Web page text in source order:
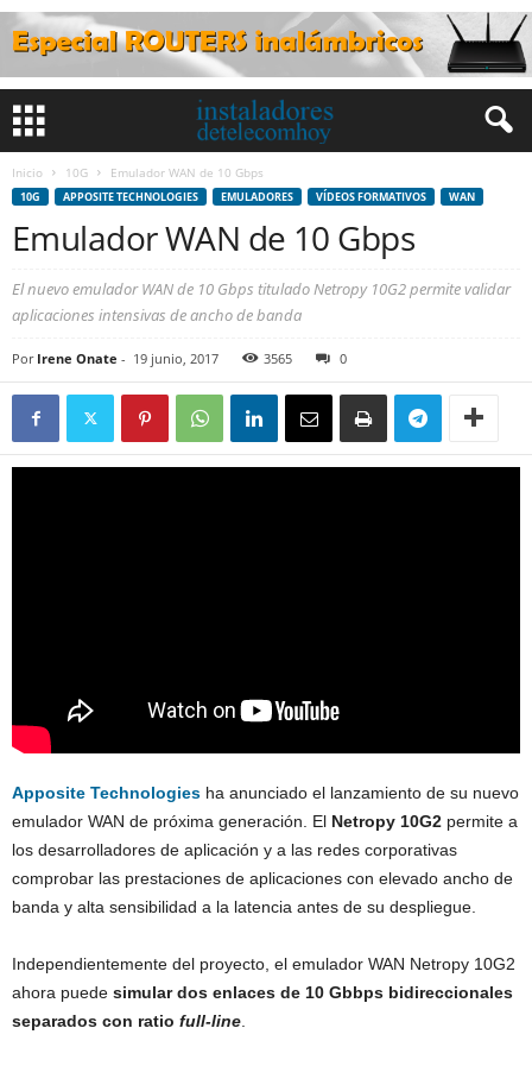
Inicio 10G Emulador WAN de 10 Gbps
10G APPOSITE TECHNOLOGIES EMULADORES VÍDEOS FORMATIVOS WAN
Emulador WAN de 10 Gbps
El nuevo emulador WAN de 10 Gbps titulado Netropy 10G2 permite validar
aplicaciones intensivas de ancho de banda
Por Irene Onate - 19 junio, 2017 3565 0
Apposite Technologies ha anunciado el lanzamiento de su nuevo
emulador WAN de próxima generación. El Netropy 10G2 permite a
los desarrolladores de aplicación y a las redes corporativas
comprobar las prestaciones de aplicaciones con elevado ancho de
banda y alta sensibilidad a la latencia antes de su despliegue.
Independientemente del proyecto, el emulador WAN Netropy 10G2
ahora puede simular dos enlaces de 10 Gbbps bidireccionales
separados con ratio full-line